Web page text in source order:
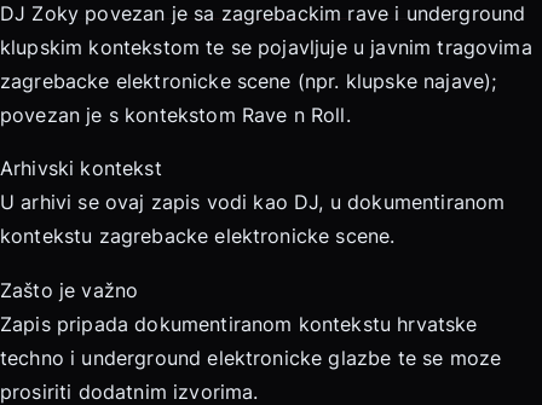
DJ Zoky povezan je sa zagrebackim rave i underground
klupskim kontekstom te se pojavljuje u javnim tragovima
zagrebacke elektronicke scene (npr. klupske najave);
povezan je s kontekstom Rave n Roll.
Arhivski kontekst
U arhivi se ovaj zapis vodi kao DJ, u dokumentiranom
kontekstu zagrebacke elektronicke scene.
Zašto je važno
Zapis pripada dokumentiranom kontekstu hrvatske
techno i underground elektronicke glazbe te se moze
prosiriti dodatnim izvorima.